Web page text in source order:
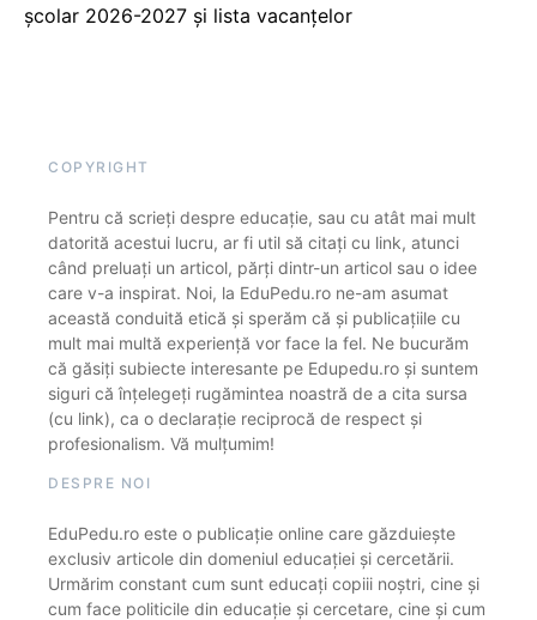
școlar 2026-2027 și lista vacanțelor
COPYRIGHT
Pentru că scrieți despre educație, sau cu atât mai mult
datorită acestui lucru, ar fi util să citați cu link, atunci
când preluați un articol, părți dintr-un articol sau o idee
care v-a inspirat. Noi, la EduPedu.ro ne-am asumat
această conduită etică și sperăm că și publicațiile cu
mult mai multă experiență vor face la fel. Ne bucurăm
că găsiți subiecte interesante pe Edupedu.ro și suntem
siguri că înțelegeți rugămintea noastră de a cita sursa
(cu link), ca o declarație reciprocă de respect și
profesionalism. Vă mulțumim!
DESPRE NOI
EduPedu.ro este o publicație online care găzduiește
exclusiv articole din domeniul educației și cercetării.
Urmărim constant cum sunt educați copiii noștri, cine și
cum face politicile din educație și cercetare, cine și cum